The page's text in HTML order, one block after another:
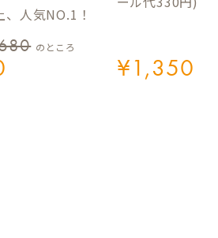
のところ
人気NO.1！
¥1,350